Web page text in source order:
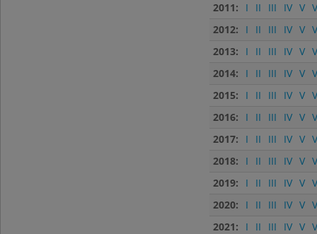
2011:
I II III IV V
2012:
I II III IV V
2013:
I II III IV V
2014:
I II III IV V
2015:
I II III IV V
2016:
I II III IV V
2017:
I II III IV V
2018:
I II III IV V
2019:
I II III IV V
2020:
I II III IV V
2021:
I II III IV V